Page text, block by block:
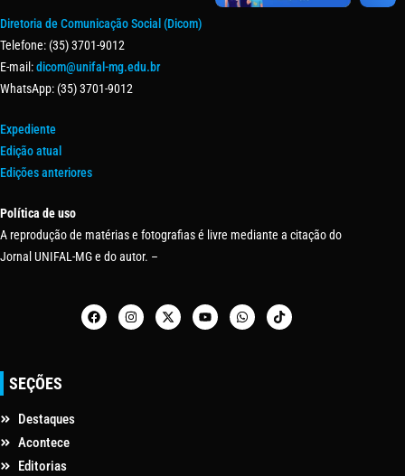
Diretoria de Comunicação Social (Dicom)
Telefone: (35) 3701-9012
E-mail:dicom@unifal-mg.edu.br
WhatsApp: (35) 3701-9012
Expediente
Edição atual
Edições anteriores
Política de uso
A reprodução de matérias e fotografias é livre mediante a citação do
Jornal UNIFAL-MG e do autor. –
SEÇÕES
Destaques
Acontece
Editorias